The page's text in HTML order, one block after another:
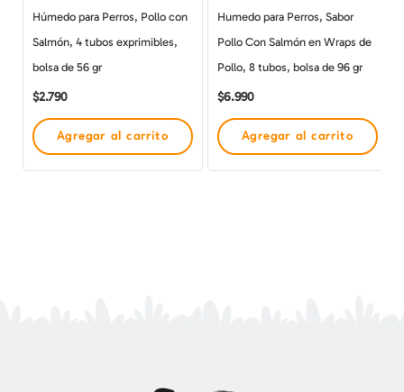
Húmedo para Perros, Pollo con
Salmón, 4 tubos exprimibles,
bolsa de 56 gr
$2.790
Agregar al carrito
Humedo para Perros, Sabor
Pollo Con Salmón en Wraps de
Pollo, 8 tubos, bolsa de 96 gr
$6.990
Agregar al carrito